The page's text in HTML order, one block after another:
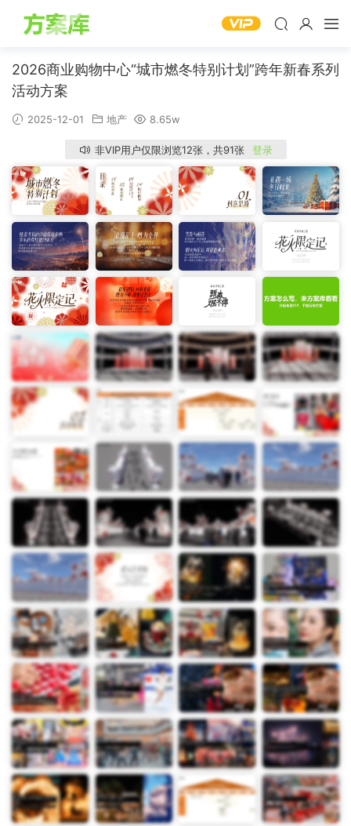
2026商业购物中心“城市燃冬特别计划”跨年新春系列
活动方案
2025-12-01 地产 8.65w
非VIP用户仅限浏览12张，共91张 登录